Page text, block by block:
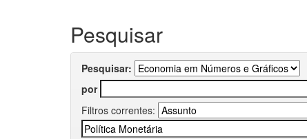
Pesquisar
Pesquisar:
por
Filtros correntes: